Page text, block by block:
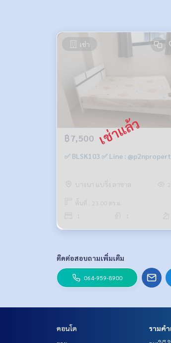
เช่า
฿7,500
✅ BLSK103 ✅ Line :
บางนา แบริ่ง ลาซาล
พื้นที่ : 23.00 ตร.ม.
ติดต่อสอบถามเพิ่มเติม
064-959-8900
คอนโด
รามค